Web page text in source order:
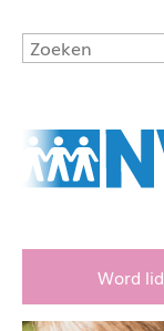
Word lid